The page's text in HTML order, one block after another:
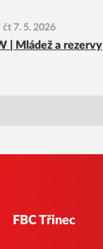
čt 7. 5. 2026
| Mládež a rezervy
FBC Třinec